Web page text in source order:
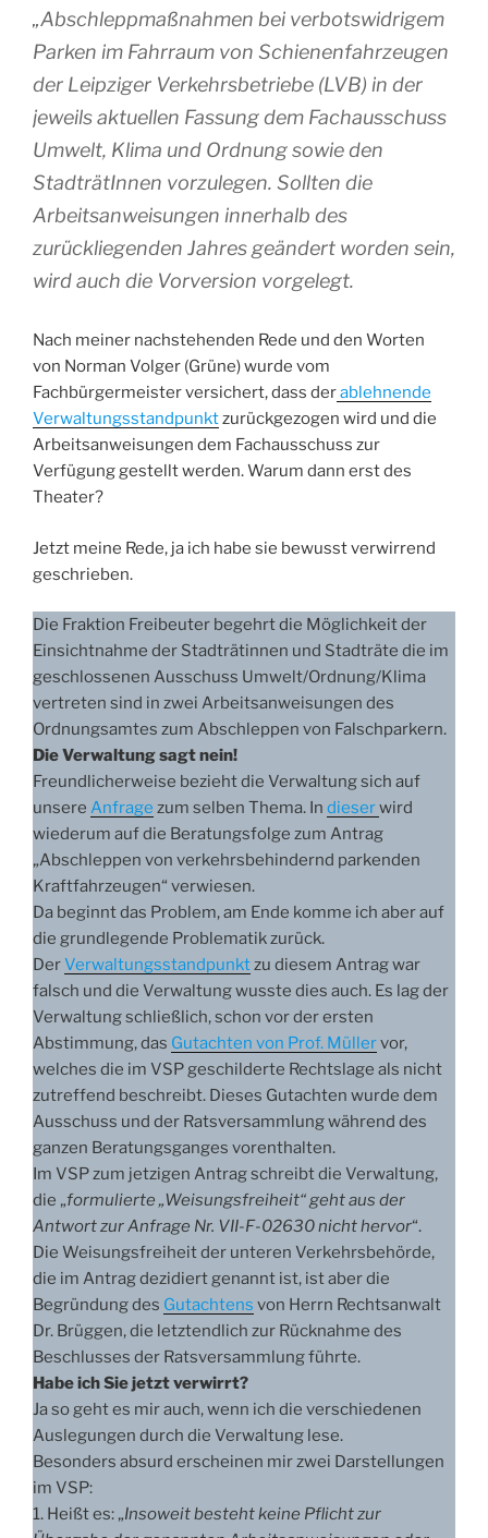
„Abschleppmaßnahmen bei verbotswidrigem
Parken im Fahrraum von Schienenfahrzeugen
der Leipziger Verkehrsbetriebe (LVB) in der
jeweils aktuellen Fassung dem Fachausschuss
Umwelt, Klima und Ordnung sowie den
StadträtInnen vorzulegen. Sollten die
Arbeitsanweisungen innerhalb des
zurückliegenden Jahres geändert worden sein,
wird auch die Vorversion vorgelegt.
Nach meiner nachstehenden Rede und den Worten
von Norman Volger (Grüne) wurde vom
Fachbürgermeister versichert, dass derablehnende
Verwaltungsstandpunktzurückgezogen wird und die
Arbeitsanweisungen dem Fachausschuss zur
Verfügung gestellt werden. Warum dann erst des
Theater?
Jetzt meine Rede, ja ich habe sie bewusst verwirrend
geschrieben.
Die Fraktion Freibeuter begehrt die Möglichkeit der
Einsichtnahme der Stadträtinnen und Stadträte die im
geschlossenen Ausschuss Umwelt/Ordnung/Klima
vertreten sind in zwei Arbeitsanweisungen des
Ordnungsamtes zum Abschleppen von Falschparkern.
Die Verwaltung sagt nein!
Freundlicherweise bezieht die Verwaltung sich auf
unsere Anfrage zum selben Thema. In dieserwird
wiederum auf die Beratungsfolge zum Antrag
„Abschleppen von verkehrsbehindernd parkenden
Kraftfahrzeugen“ verwiesen.
Da beginnt das Problem, am Ende komme ich aber auf
die grundlegende Problematik zurück.
DerVerwaltungsstandpunktzu diesem Antrag war
falsch und die Verwaltung wusste dies auch. Es lag der
Verwaltung schließlich, schon vor der ersten
Abstimmung, das Gutachten von Prof. Müllervor,
welches die im VSP geschilderte Rechtslage als nicht
zutreffend beschreibt. Dieses Gutachten wurde dem
Ausschuss und der Ratsversammlung während des
ganzen Beratungsganges vorenthalten.
Im VSP zum jetzigen Antrag schreibt die Verwaltung,
die „formulierte „Weisungsfreiheit“ geht aus der
Antwort zur Anfrage Nr. VII-F-02630 nicht hervor“.
Die Weisungsfreiheit der unteren Verkehrsbehörde,
die im Antrag dezidiert genannt ist, ist aber die
Begründung des Gutachtens von Herrn Rechtsanwalt
Dr. Brüggen, die letztendlich zur Rücknahme des
Beschlusses der Ratsversammlung führte.
Habe ich Sie jetzt verwirrt?
Ja so geht es mir auch, wenn ich die verschiedenen
Auslegungen durch die Verwaltung lese.
Besonders absurd erscheinen mir zwei Darstellungen
im VSP:
1. Heißt es: „Insoweit besteht keine Pflicht zur